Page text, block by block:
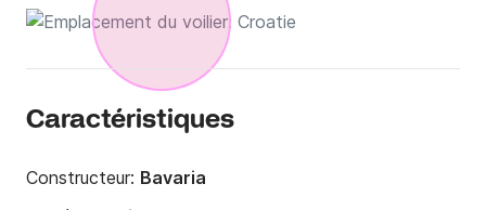
Caractéristiques
Constructeur: Bavaria